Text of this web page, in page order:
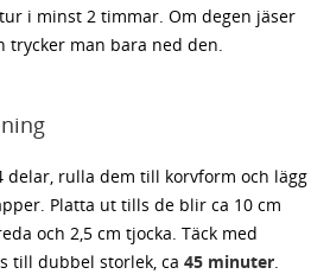
i minst 2 timmar. Om degen jäser
trycker man bara ned den.
delar, rulla dem till korvform och lägg
Platta ut tills de blir ca 10 cm
och 2,5 cm tjocka. Täck med
till dubbel storlek, ca 45 minuter.